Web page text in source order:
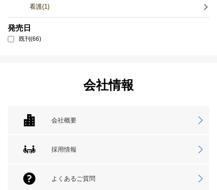
看護(1)
発売日
既刊(66)
会社情報
会社概要
採用情報
よくあるご質問